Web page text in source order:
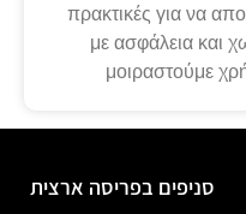
πρακτικές για να
με ασφάλεια και
μοιραστούμε
סניפים בפריסה ארצית